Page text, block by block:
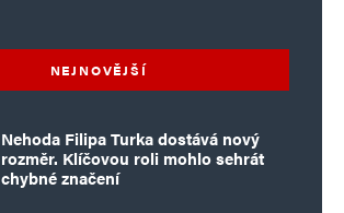
NEJNOVĚJŠÍ
Nehoda Filipa Turka dostává nový
rozměr. Klíčovou roli mohlo sehrát
chybné značení